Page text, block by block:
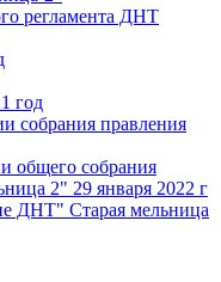
регламента ДНТ
год
собрания правления
общего собрания
2" 29 января 2022 г
ДНТ" Старая мельница